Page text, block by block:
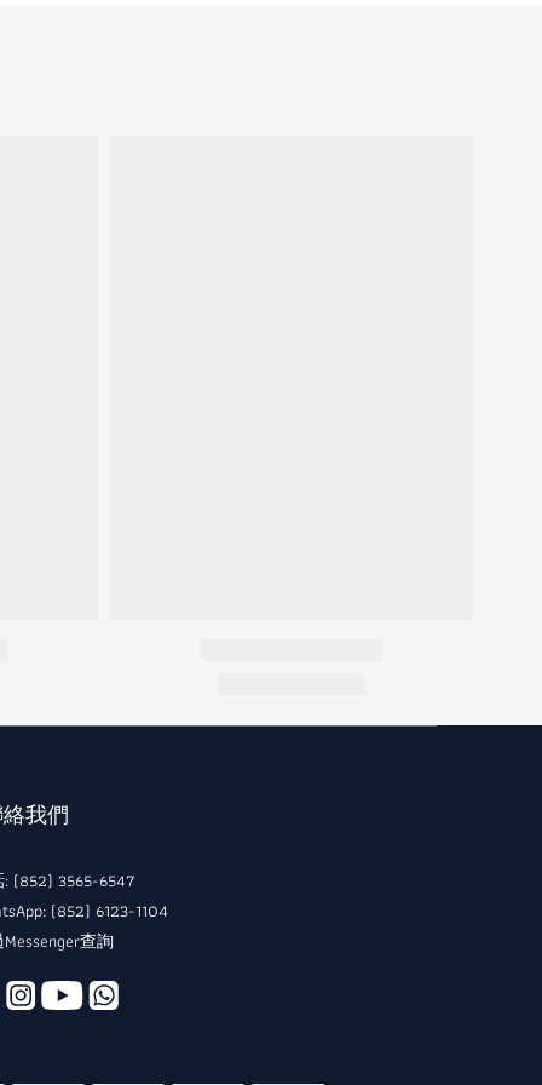
我們
(852) 3565-6547
(852) 6123-1104
查詢